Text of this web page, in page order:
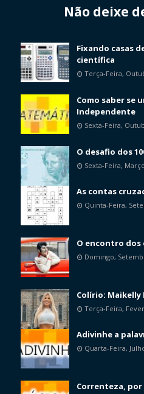
Não deixe
Fixando casas
científica
Terça-Feira,
Como saber se
Independente
Sexta-Feira,
O desafio dos
Sexta-Feira,
As contas
Quinta-Feira,
O encontro dos
Domingo,
Colírio: Maikelly
Terça-Feira,
Adivinhe a
Quarta-Feira,
Correnteza, por